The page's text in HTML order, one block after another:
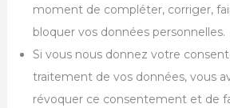
moment de compléter, corriger,
bloquer vos données personnelles.
Si vous nous donnez votre
traitement de vos données, vous
révoquer ce consentement et de